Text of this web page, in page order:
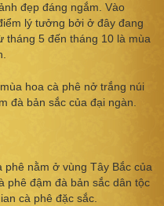
đẹp đáng ngắm. Vào
lý tưởng bởi ở đây đang
tháng 5 đến tháng 10 là mùa
hoa cà phê nở trắng núi
đà bản sắc của đại ngàn.
phê nằm ở vùng Tây Bắc của
phê đậm đà bản sắc dân tộc
cà phê đặc sắc.